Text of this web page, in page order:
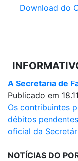
Download do
A Secretaria de
Publicado em
Os contribuintes
débitos
oficial da
NOTÍCIAS DO